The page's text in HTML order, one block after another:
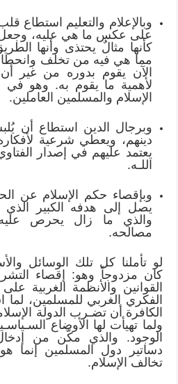
وبالإعلام والتعليم استطاع
على عكس ما هي عليه، وجعل
كأنها مثالٌ يحتذى وأنها
مما هي فيه من تخلف
الآن يقوم بدوره من غير
لأهمية ما يقوم به. وهو في
الإسلام والمسلمين العاملين.
وبرجال الدين استطاع أن
دينهم، ويعطي شرعية
يعتمد عليهم في إصدار
اللـه.
وبإقصاء حكم الإسلام عن
يصل إلى هدفه الكبير الذي
والذي ما زال يحرص
مصالحه.
لو تأملنا كل تلك الوسائل
كان مزدوجاً وهو: إقصاء
القوانين والأنظمة الغربية
الفكري الغربي للمسلمين، لما
الكافرة أن تضـرب الدولة
ولما تهيأت لها الأوضاع
الوجود. والذي مكّن من
دساتير دول المسلمين إنما هو
تخالف الإسلام.